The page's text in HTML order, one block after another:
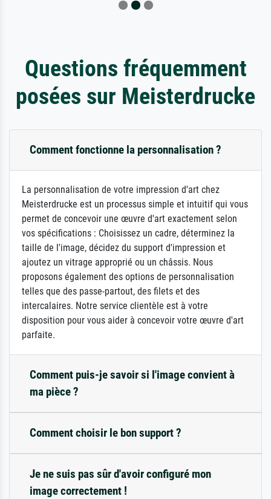
Questions fréquemment
posées sur Meisterdrucke
Comment fonctionne la personnalisation ?
La personnalisation de votre impression d'art chez
Meisterdrucke est un processus simple et intuitif qui vous
permet de concevoir une œuvre d'art exactement selon
vos spécifications : Choisissez un cadre, déterminez la
taille de l'image, décidez du support d'impression et
ajoutez un vitrage approprié ou un châssis. Nous
proposons également des options de personnalisation
telles que des passe-partout, des filets et des
intercalaires. Notre service clientèle est à votre
disposition pour vous aider à concevoir votre œuvre d'art
parfaite.
Comment puis-je savoir si l'image convient à
ma pièce ?
Comment choisir le bon support ?
Je ne suis pas sûr d'avoir configuré mon
image correctement !